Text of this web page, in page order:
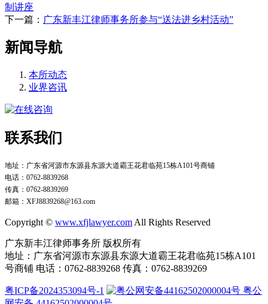
制讲座
下一篇： 广东新丰江律师事务所参与“送法进乡村活动”
新闻导航
本所动态
业界咨讯
联系我们
地址：广东省河源市东源县东源大道霸王花君临苑15栋A101号商铺
电话：0762-8839268
传真：0762-8839269
邮箱：XFJ8839268@163.com
Copyright © www.xfjlawyer.com All Rights Reserved
广东新丰江律师事务所 版权所有
地址：广东省河源市东源县东源大道霸王花君临苑15栋A101
号商铺 电话：0762-8839268 传真：0762-8839269
粤ICP备2024353094号-1
粤公